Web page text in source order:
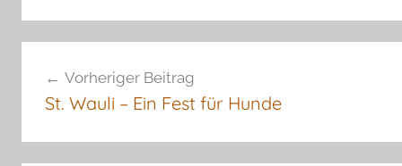
Vorheriger Beitrag
St. Wauli – Ein Fest für Hunde